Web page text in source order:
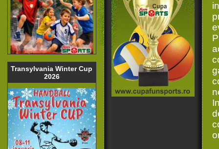
Transylvania Winter Cup
2026